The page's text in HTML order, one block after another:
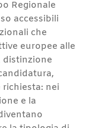
Regionale
accessibili
che
europee alle
distinzione
nei
e la